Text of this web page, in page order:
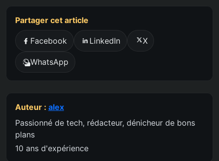
Partager cet article
Facebook LinkedIn X
WhatsApp
Auteur : alex
Passionné de tech, rédacteur, dénicheur de bons
plans
10 ans d'expérience